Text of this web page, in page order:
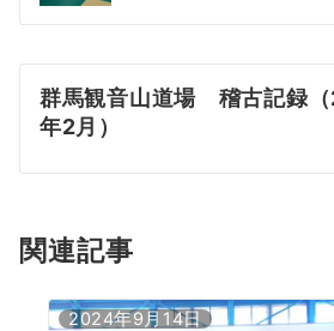
ナ
ビ
ゲ
ョ
ン
群馬観音山道場 稽古記録
年2月）
関連記事
2024年9月14日